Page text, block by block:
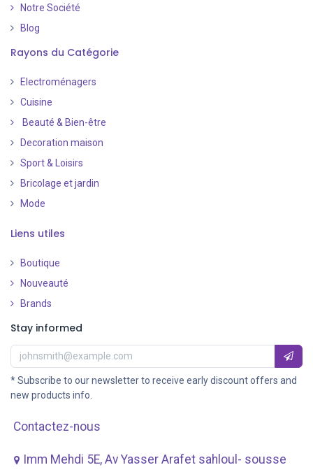
Notre Société
Blog
Rayons du Catégorie
Electroménagers
Cuisine
Beauté & Bien-être
Decoration maison
Sport & Loisirs
Bricolage et jardin
Mode
Liens utiles
Boutique
Nouveauté
Brands
Stay informed
* Subscribe to our newsletter to receive early discount offers and
new products info.
Contactez-nous
Imm Mehdi 5E, Av ​Yasser Arafet sahloul- sousse